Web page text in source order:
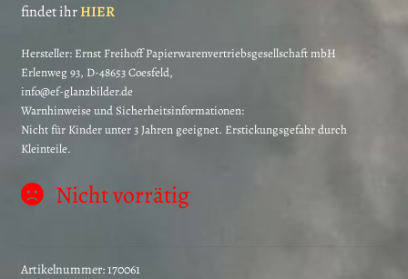
findet ihrHIER
Hersteller: Ernst Freihoff Papierwarenvertriebsgesellschaft mbH
Erlenweg 93, D-48653 Coesfeld,
info@ef-glanzbilder.de
Warnhinweise und Sicherheitsinformationen:
Nicht für Kinder unter 3 Jahren geeignet. Erstickungsgefahr durch
Kleinteile.
Nicht vorrätig
Artikelnummer:170061